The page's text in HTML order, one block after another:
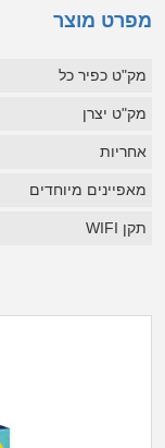
מפרט מוצר
מק"ט כפיר כל
מק"ט יצרן
אחריות
מאפיינים מיוחדים
תקן WIFI